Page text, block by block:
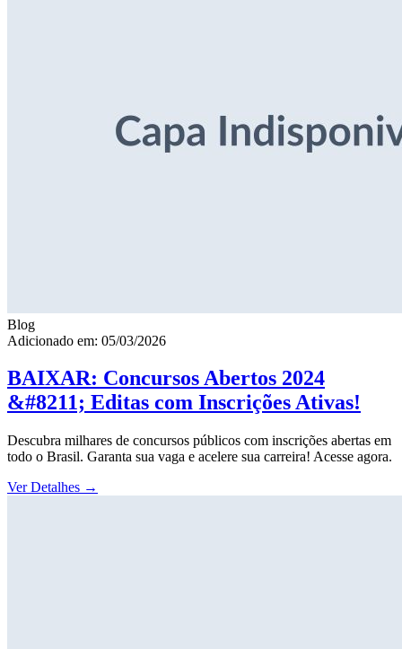
Blog
Adicionado em: 05/03/2026
BAIXAR: Concursos Abertos 2024
&#8211; Editas com Inscrições Ativas!
Descubra milhares de concursos públicos com inscrições abertas em
todo o Brasil. Garanta sua vaga e acelere sua carreira! Acesse agora.
Ver Detalhes →